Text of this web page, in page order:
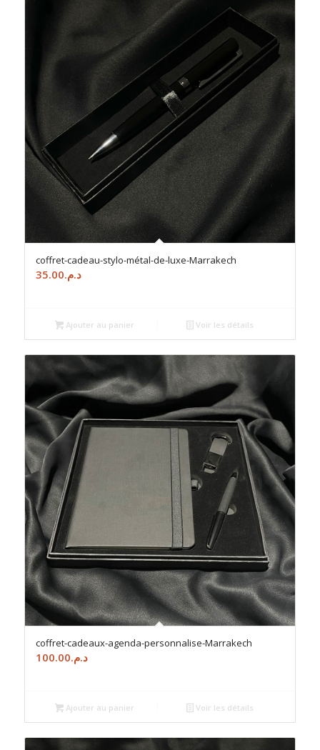
coffret-cadeau-stylo-métal-de-luxe-Marrakech
د.م.35.00
Ajouter au panier Voir les détails
coffret-cadeaux-agenda-personnalise-Marrakech
د.م.100.00
Ajouter au panier Voir les détails